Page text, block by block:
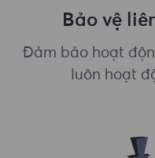
Bảo vệ
Đảm bảo hoạt
luôn hoạt